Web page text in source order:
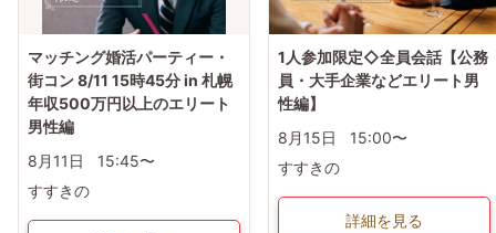
マッチング婚活パーティー・
街コン 8/11 15時45分 in 札幌
年収500万円以上のエリート
男性編
8月11日
15:45〜
すすきの
1人参加限定◇全員会話【公務
員・大手企業などエリート男
性編】
8月15日
15:00〜
すすきの
詳細を見る